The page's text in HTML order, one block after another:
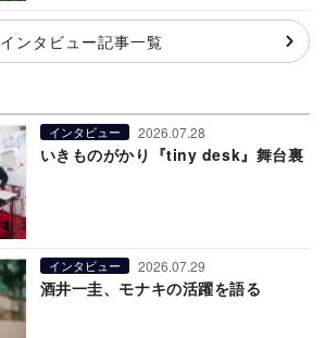
インタビュー記事一覧
インタビュー 2026.07.28
いきものがかり『tiny desk』舞台裏
インタビュー 2026.07.29
酒井一圭、モナキの活躍を語る